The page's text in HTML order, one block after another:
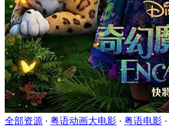
全部资源 · 粤语动画大电影 · 粤语电影 ·